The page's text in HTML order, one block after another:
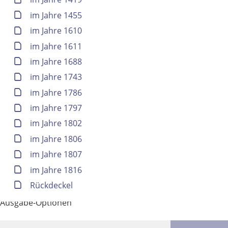
Volltext und Inhaltsverzeichnis
Suchbegriff
Ausgabe-Optionen
im Jahre 1455
im Jahre 1610
im Jahre 1611
im Jahre 1688
im Jahre 1743
im Jahre 1786
im Jahre 1797
im Jahre 1802
im Jahre 1806
im Jahre 1807
im Jahre 1816
Rückdeckel